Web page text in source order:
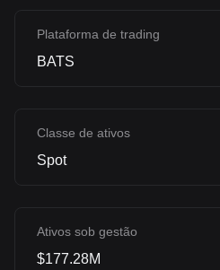
Plataforma de trading
BATS
Classe de ativos
Spot
Ativos sob gestão
$177.28M